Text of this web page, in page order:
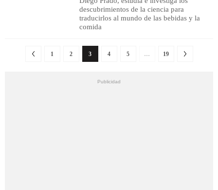
descubrimientos de la ciencia para
traducirlos al mundo de las bebidas y la
comida
1 2 3 4 5 … 19